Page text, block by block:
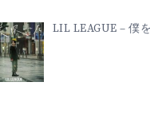
LIL LEAGUE – 僕